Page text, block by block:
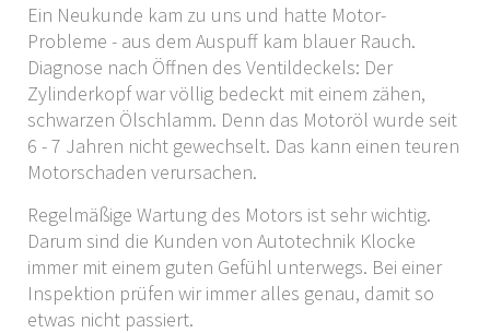
Ein Neukunde kam zu uns und hatte Motor-
Probleme - aus dem Auspuff kam blauer Rauch.
Diagnose nach Öffnen des Ventildeckels: Der
Zylinderkopf war völlig bedeckt mit einem zähen,
schwarzen Ölschlamm. Denn das Motoröl wurde seit
6 - 7 Jahren nicht gewechselt. Das kann einen teuren
Motorschaden verursachen.
Regelmäßige Wartung des Motors ist sehr wichtig.
Darum sind die Kunden von Autotechnik Klocke
immer mit einem guten Gefühl unterwegs. Bei einer
Inspektion prüfen wir immer alles genau, damit so
etwas nicht passiert.